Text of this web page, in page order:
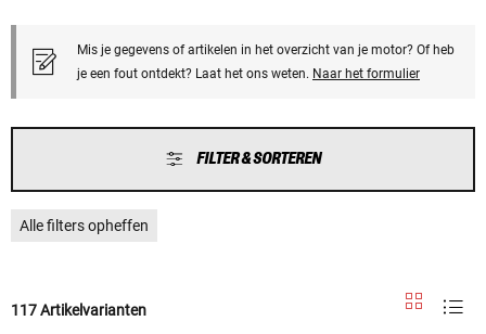
Mis je gegevens of artikelen in het overzicht van je motor? Of heb
je een fout ontdekt? Laat het ons weten. Naar het formulier
FILTER & SORTEREN
Alle filters opheffen
117 Artikelvarianten